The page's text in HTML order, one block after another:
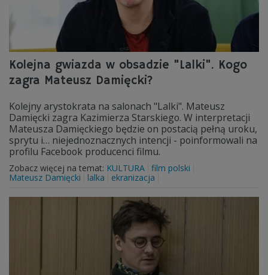
Kolejna gwiazda w obsadzie "Lalki". Kogo
zagra Mateusz Damięcki?
Kolejny arystokrata na salonach "Lalki". Mateusz
Damięcki zagra Kazimierza Starskiego. W interpretacji
Mateusza Damięckiego będzie on postacią pełną uroku,
sprytu i… niejednoznacznych intencji - poinformowali na
profilu Facebook producenci filmu.
Zobacz więcej na temat: KULTURA film polski
Mateusz Damięcki
lalka ekranizacja